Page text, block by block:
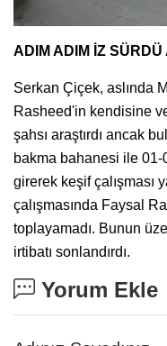
ADIM ADIM İZ
Serkan Çiçek, aslında
Rasheed'in kendisine
şahsı araştırdı ancak
bakma bahanesi ile
girerek keşif çalışması
çalışmasında Faysal
toplayamadı. Bunun
irtibatı sonlandırdı.
Yorum Ekle